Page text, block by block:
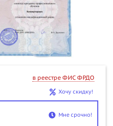
в реестре ФИС ФРДО
Хочу скидку!
Мне срочно!